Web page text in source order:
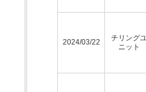
2024/03/22
チリングユ
ニット